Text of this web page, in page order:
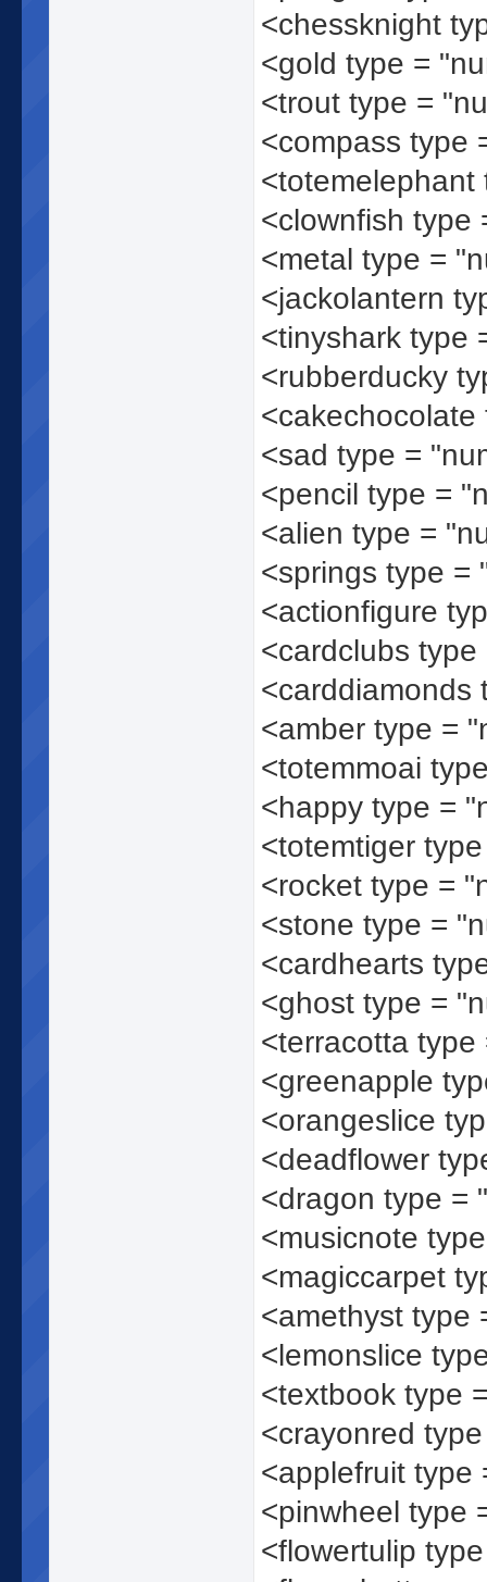
<chessknight
<gold type =
<trout type =
<compass type
<totemelephant
<clownfish type
<metal type =
<jackolantern
<tinyshark type
<rubberducky
<sad type =
<pencil type =
<alien type =
<springs type =
<actionfigure
<cardclubs
<carddiamonds
<amber type =
<totemmoai
<happy type =
<totemtiger
<rocket type =
<stone type =
<cardhearts
<ghost type =
<terracotta
<greenapple
<orangeslice
<deadflower
<dragon type =
<musicnote
<magiccarpet
<amethyst type
<lemonslice
<textbook type
<crayonred
<applefruit type
<pinwheel type
<flowertulip